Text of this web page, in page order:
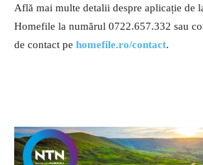
Află mai multe detalii despre aplicație de
Homefile la numărul 0722.657.332 sau
de contact pe homefile.ro/contact.